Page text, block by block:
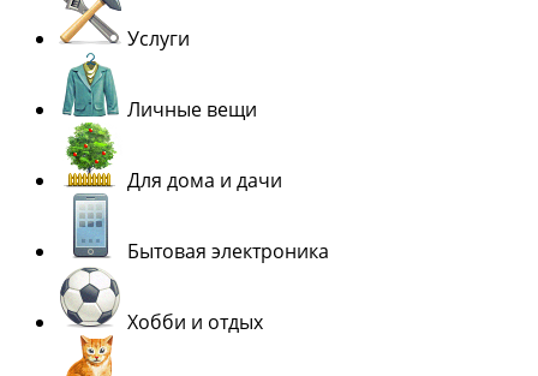
Услуги
Личные вещи
Для дома и дачи
Бытовая электроника
Хобби и отдых